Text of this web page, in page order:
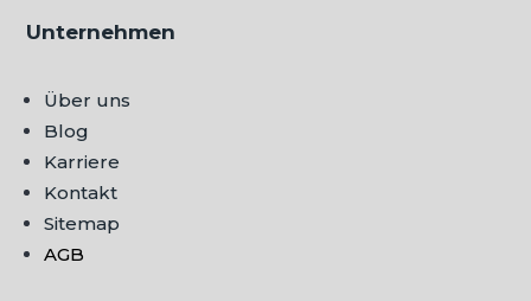
Unternehmen
Über uns
Blog
Karriere
Kontakt
Sitemap
AGB